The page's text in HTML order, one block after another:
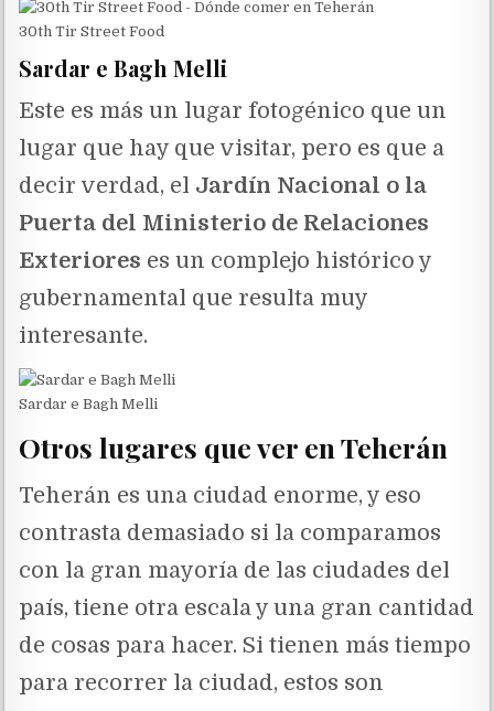
30th Tir Street Food
Sardar e Bagh Melli
Este es más un lugar fotogénico que un
lugar que hay que visitar, pero es que a
decir verdad, el Jardín Nacional o la
Puerta del Ministerio de Relaciones
Exteriores es un complejo histórico y
gubernamental que resulta muy
interesante.
Sardar e Bagh Melli
Otros lugares que ver en Teherán
Teherán es una ciudad enorme, y eso
contrasta demasiado si la comparamos
con la gran mayoría de las ciudades del
país, tiene otra escala y una gran cantidad
de cosas para hacer. Si tienen más tiempo
para recorrer la ciudad, estos son